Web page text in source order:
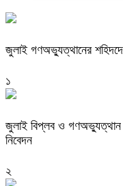
জুলাই গণঅভ্যুত্থানের
১
জুলাই বিপ্লব ও গণঅভ্যুত্থান
নিবেদন
২